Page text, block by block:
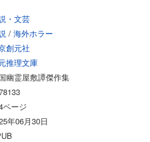
・文芸
/ 海外ホラー
創元社
推理文庫
幽霊屋敷譚傑作集
ページ
年06月30日